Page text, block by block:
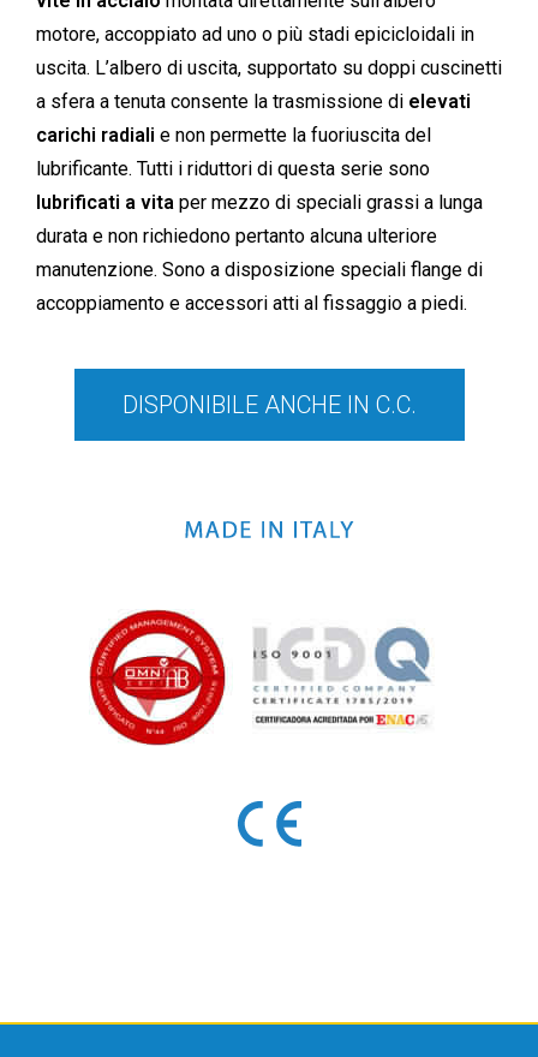
motore, accoppiato ad uno o più stadi epicicloidali in
uscita. L’albero di uscita, supportato su doppi cuscinetti
a sfera a tenuta consente la trasmissione di elevati
carichi radiali e non permette la fuoriuscita del
lubrificante. Tutti i riduttori di questa serie sono
lubrificati a vita per mezzo di speciali grassi a lunga
durata e non richiedono pertanto alcuna ulteriore
manutenzione. Sono a disposizione speciali flange di
accoppiamento e accessori atti al fissaggio a piedi.
DISPONIBILE ANCHE IN C.C.